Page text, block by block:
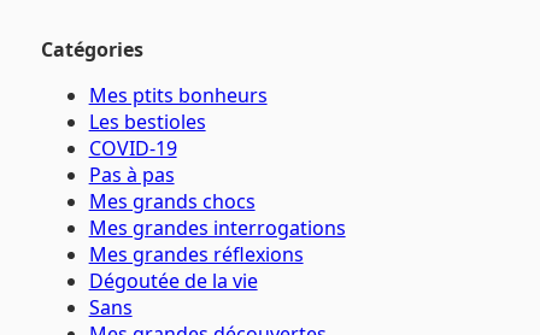
Catégories
Mes ptits bonheurs
Les bestioles
COVID-19
Pas à pas
Mes grands chocs
Mes grandes interrogations
Mes grandes réflexions
Dégoutée de la vie
Sans